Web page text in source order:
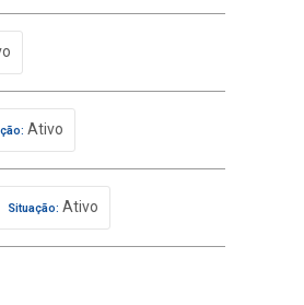
Ativo
Situação: Ativo